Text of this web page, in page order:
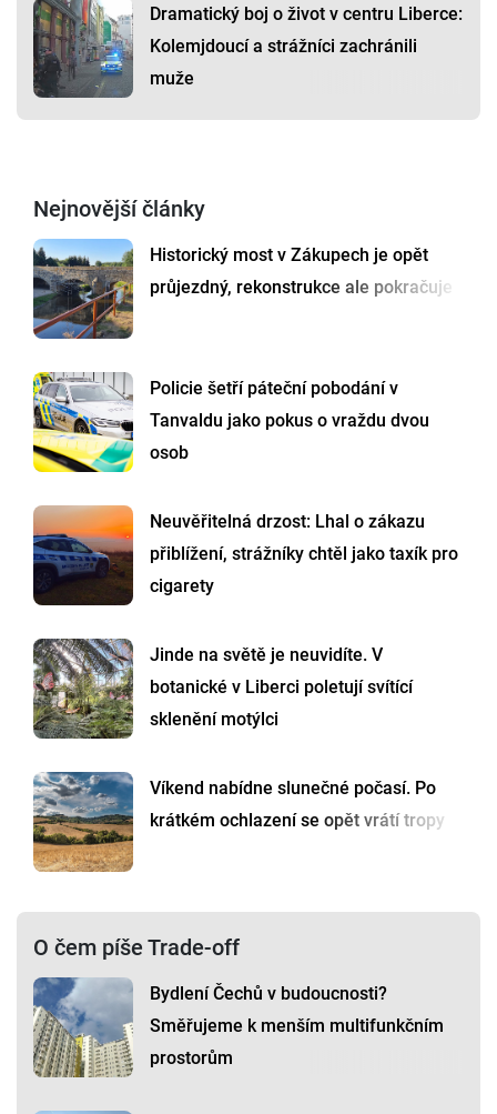
Dramatický boj o život v centru Liberce:
Kolemjdoucí a strážníci zachránili
muže
Nejnovější články
Historický most v Zákupech je opět
průjezdný, rekonstrukce ale pokračuje
Policie šetří páteční pobodání v
Tanvaldu jako pokus o vraždu dvou
osob
Neuvěřitelná drzost: Lhal o zákazu
přiblížení, strážníky chtěl jako taxík pro
cigarety
Jinde na světě je neuvidíte. V
botanické v Liberci poletují svítící
sklenění motýlci
Víkend nabídne slunečné počasí. Po
krátkém ochlazení se opět vrátí tropy
O čem píše Trade-off
Bydlení Čechů v budoucnosti?
Směřujeme k menším multifunkčním
prostorům